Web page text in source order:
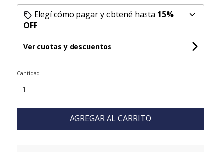
Elegí cómo pagar y obtené hasta 15%
OFF
Ver cuotas y descuentos
Cantidad
AGREGAR AL CARRITO